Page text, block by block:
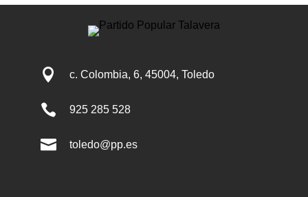
 c. Colombia, 6, 45004, Toledo
 925 285 528
 toledo@pp.es